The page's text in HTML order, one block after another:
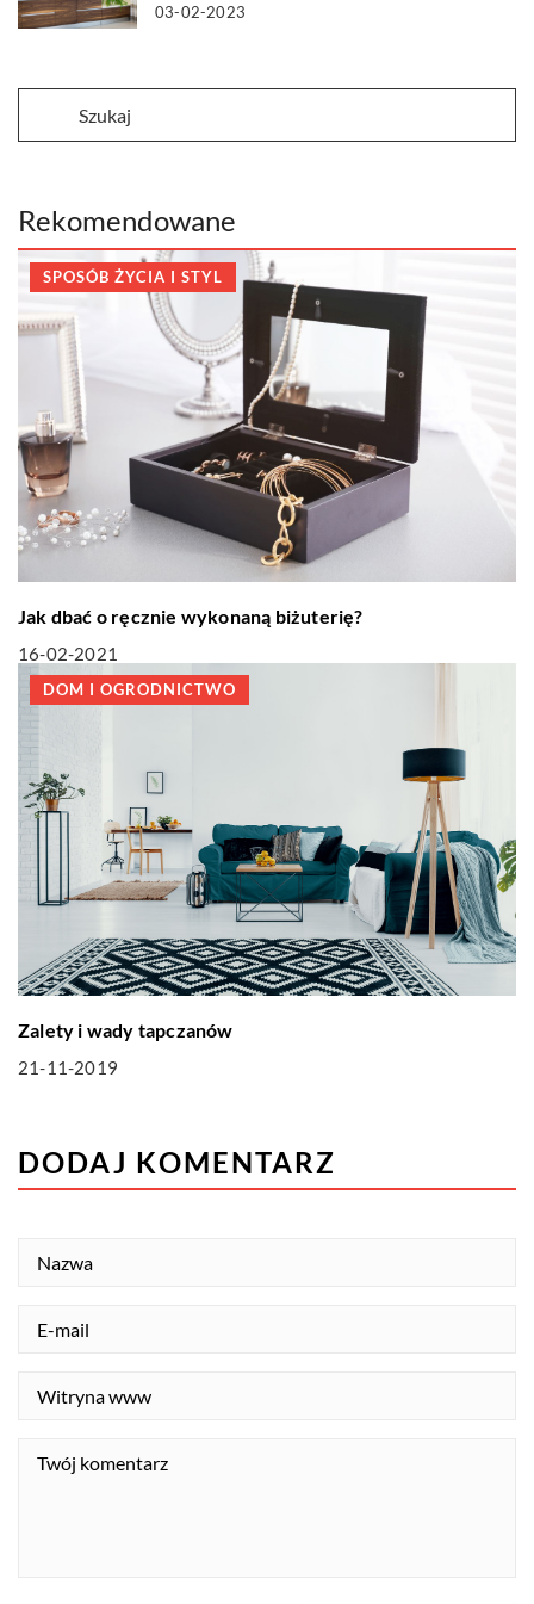
03-02-2023
Rekomendowane
SPOSÓB ŻYCIA I STYL
Jak dbać o ręcznie wykonaną biżuterię?
16-02-2021
DOM I OGRODNICTWO
Zalety i wady tapczanów
21-11-2019
DODAJ KOMENTARZ